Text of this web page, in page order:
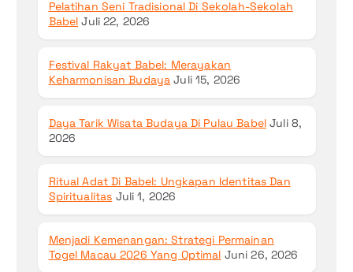
Pelatihan Seni Tradisional Di Sekolah-Sekolah
Babel Juli 22, 2026
Festival Rakyat Babel: Merayakan
Keharmonisan Budaya Juli 15, 2026
Daya Tarik Wisata Budaya Di Pulau Babel Juli 8,
2026
Ritual Adat Di Babel: Ungkapan Identitas Dan
Spiritualitas Juli 1, 2026
Menjadi Kemenangan: Strategi Permainan
Togel Macau 2026 Yang Optimal Juni 26, 2026